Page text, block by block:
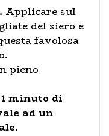
Applicare sul
del siero e
favolosa
pieno
minuto di
ad un
.